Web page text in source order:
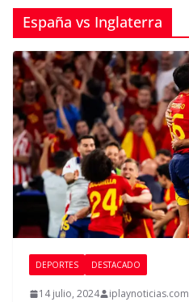
España vs Inglaterra
DEPORTES DESTACADO
14 julio, 2024 iplaynoticias.com